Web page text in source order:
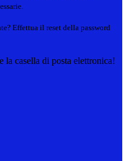
Effettua il reset della password
casella di posta elettronica!